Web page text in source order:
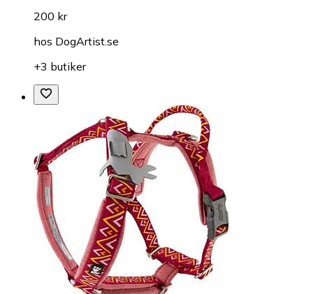
200 kr
hos DogArtist.se
+3 butiker